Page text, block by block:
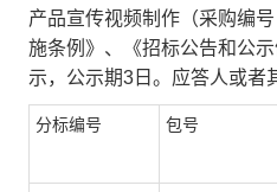
产品宣传视频制作 （采购编号
施条例》、《招标公告和公
示，公示期3日。应答人或者
分标编号 包号